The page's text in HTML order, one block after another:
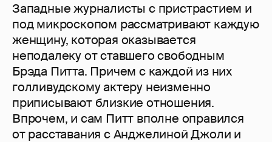
Западные журналисты с пристрастием и
под микроскопом рассматривают каждую
женщину, которая оказывается
неподалеку от ставшего свободным
Брэда Питта. Причем с каждой из них
голливудскому актеру неизменно
приписывают близкие отношения.
Впрочем, и сам Питт вполне оправился
от расставания с Анджелиной Джоли и